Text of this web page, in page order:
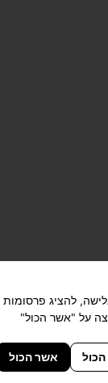
להציג פרסומות
על "אשר הכול"
אשר הכול